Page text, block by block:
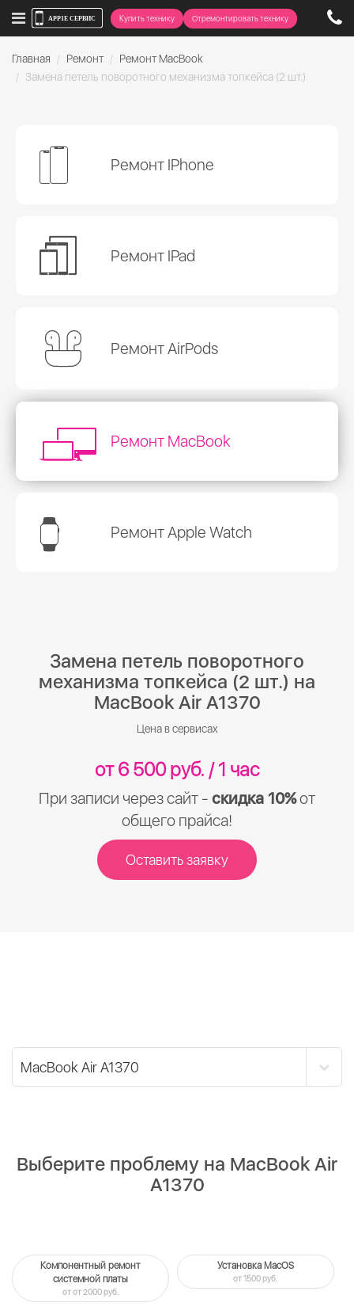
Купить технику Отремонтировать технику
Главная Ремонт
Ремонт MacBook
Замена петель поворотного механизма топкейса (2 шт.)
Ремонт IPhone
Ремонт IPad
Ремонт AirPods
Ремонт MacBook
Ремонт Apple Watch
Замена петель поворотного
механизма топкейса (2 шт.) на
MacBook Air A1370
Цена в сервисах
от 6 500 руб. / 1 час
При записи через сайт - скидка 10%от
общего прайса!
Оставить заявку
Выберите проблему на MacBook Air
A1370
Компонентный ремонт
системной платы
от от 2000 руб.
Установка MacOS
от 1500 руб.